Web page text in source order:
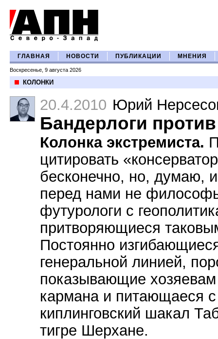
ГЛАВНАЯ НОВОСТИ ПУБЛИКАЦИИ МНЕНИЯ
Воскресенье, 9 августа 2026
КОЛОНКИ
20.4.2010 Юрий
Бандерлоги
Колонка экстремиста.
цитировать
бесконечно, но, думаю,
перед нами не
футурологи с
притворяющиеся
Постоянно
генеральной линией,
показывающие
кармана и питающаеся с
киплинговский шакал
тигре Шерхане.